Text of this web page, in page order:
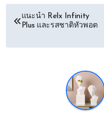
文แนะนำ Relx Infinity
Plus และรสชาติหัวพอต